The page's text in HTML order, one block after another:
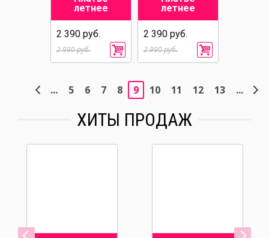
летнее
2 390 руб.
2 990 руб.
летнее
2 390 руб.
2 990 руб.
... 5 6 7 8 9 10 11 12 13 ...
ХИТЫ ПРОДАЖ